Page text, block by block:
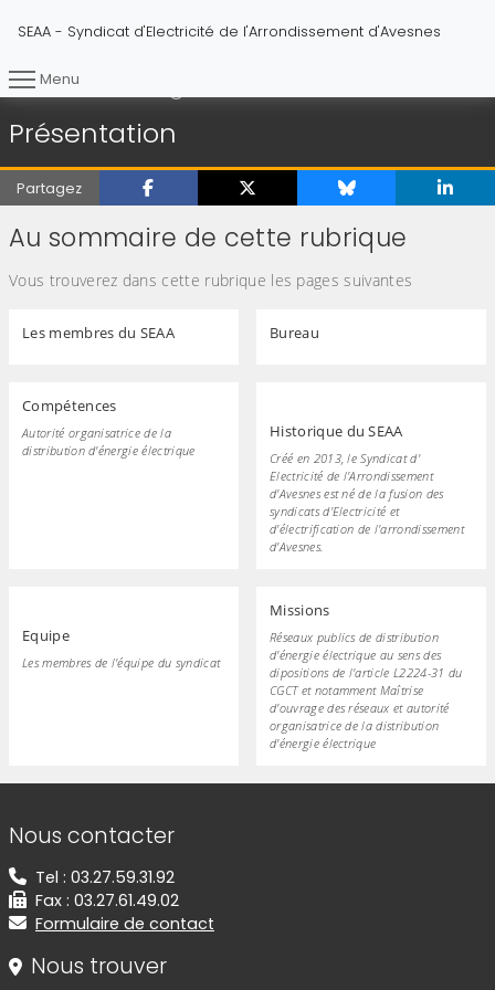
SEAA - Syndicat d'Electricité de l'Arrondissement d'Avesnes
Menu
Vous êtes ici :
Présentation
Partagez
Au sommaire de cette rubrique
Vous trouverez dans cette rubrique les pages suivantes
Les membres du SEAA Bureau
Compétences
Autorité organisatrice de la
distribution d'énergie électrique
Historique du SEAA
Créé en 2013, le Syndicat d'
Electricité de l'Arrondissement
d'Avesnes est né de la fusion des
syndicats d'Electricité et
d'électrification de l'arrondissement
d'Avesnes.
Equipe
Les membres de l'équipe du syndicat
Missions
Réseaux publics de distribution
d'énergie électrique au sens des
dipositions de l'article L2224-31 du
CGCT et notamment Maîtrise
d'ouvrage des réseaux et autorité
organisatrice de la distribution
d'énergie électrique
Informations de contact
Nous contacter
Tel : 03.27.59.31.92
Fax : 03.27.61.49.02
Formulaire de contact
Nous trouver